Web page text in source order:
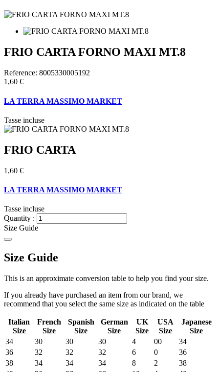
FRIO CARTA FORNO MAXI MT.8
Reference: 8005330005192
1,60 €
LA TERRA MASSIMO MARKET
Tasse incluse
FRIO CARTA
1,60 €
LA TERRA MASSIMO MARKET
Tasse incluse
Quantity :
Size Guide
Size Guide
This is an approximate conversion table to help you find your size.
If you already have purchased an item from our brand, we
recommend that you select the same size as indicated on the table
Italian
Size
French
Size
Spanish
Size
German
Size
UK
Size
USA
Size
Japanese
Size
34
30 30 30 4 00
34
36
32 32 32 6 0
36
38
34 34 34 8 2
38